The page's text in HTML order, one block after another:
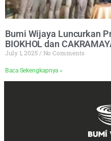
Bumi Wijaya Luncurkan
BIOKHOL dan
July 1, 2025 No Comments
Baca Sekengkapnya »